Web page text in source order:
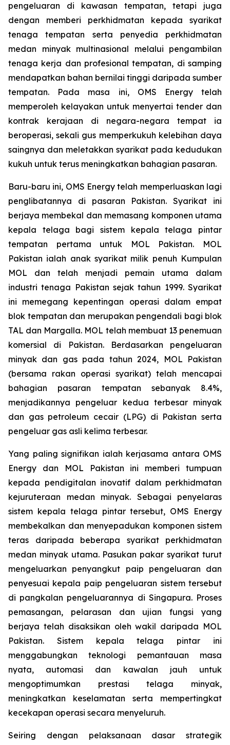
pengeluaran di kawasan tempatan, tetapi juga
dengan memberi perkhidmatan kepada syarikat
tenaga tempatan serta penyedia perkhidmatan
medan minyak multinasional melalui pengambilan
tenaga kerja dan profesional tempatan, di samping
mendapatkan bahan bernilai tinggi daripada sumber
tempatan. Pada masa ini, OMS Energy telah
memperoleh kelayakan untuk menyertai tender dan
kontrak kerajaan di negara-negara tempat ia
beroperasi, sekali gus memperkukuh kelebihan daya
saingnya dan meletakkan syarikat pada kedudukan
kukuh untuk terus meningkatkan bahagian pasaran.
Baru-baru ini, OMS Energy telah memperluaskan lagi
penglibatannya di pasaran Pakistan. Syarikat ini
berjaya membekal dan memasang komponen utama
kepala telaga bagi sistem kepala telaga pintar
tempatan pertama untuk MOL Pakistan. MOL
Pakistan ialah anak syarikat milik penuh Kumpulan
MOL dan telah menjadi pemain utama dalam
industri tenaga Pakistan sejak tahun 1999. Syarikat
ini memegang kepentingan operasi dalam empat
blok tempatan dan merupakan pengendali bagi blok
TAL dan Margalla. MOL telah membuat 13 penemuan
komersial di Pakistan. Berdasarkan pengeluaran
minyak dan gas pada tahun 2024, MOL Pakistan
(bersama rakan operasi syarikat) telah mencapai
bahagian pasaran tempatan sebanyak 8.4%,
menjadikannya pengeluar kedua terbesar minyak
dan gas petroleum cecair (LPG) di Pakistan serta
pengeluar gas asli kelima terbesar.
Yang paling signifikan ialah kerjasama antara OMS
Energy dan MOL Pakistan ini memberi tumpuan
kepada pendigitalan inovatif dalam perkhidmatan
kejuruteraan medan minyak. Sebagai penyelaras
sistem kepala telaga pintar tersebut, OMS Energy
membekalkan dan menyepadukan komponen sistem
teras daripada beberapa syarikat perkhidmatan
medan minyak utama. Pasukan pakar syarikat turut
mengeluarkan penyangkut paip pengeluaran dan
penyesuai kepala paip pengeluaran sistem tersebut
di pangkalan pengeluarannya di Singapura. Proses
pemasangan, pelarasan dan ujian fungsi yang
berjaya telah disaksikan oleh wakil daripada MOL
Pakistan. Sistem kepala telaga pintar ini
menggabungkan teknologi pemantauan masa
nyata, automasi dan kawalan jauh untuk
mengoptimumkan prestasi telaga minyak,
meningkatkan keselamatan serta mempertingkat
kecekapan operasi secara menyeluruh.
Seiring dengan pelaksanaan dasar strategik